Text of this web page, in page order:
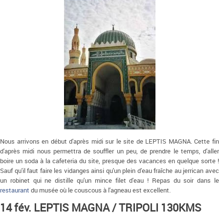
Nous arrivons en début d'après midi sur le site de LEPTIS MAGNA. Cette fin
d'après midi nous permettra de souffler un peu, de prendre le temps, d'aller
boire un soda à la cafeteria du site, presque des vacances en quelque sorte !
Sauf qu'il faut faire les vidanges ainsi qu'un plein d'eau fraîche au jerrican avec
un robinet qui ne distille qu'un mince filet d'eau ! Repas du soir dans le
restaurant du musée où le couscous à l'agneau est excellent.
14 fév. LEPTIS MAGNA / TRIPOLI 130KMS